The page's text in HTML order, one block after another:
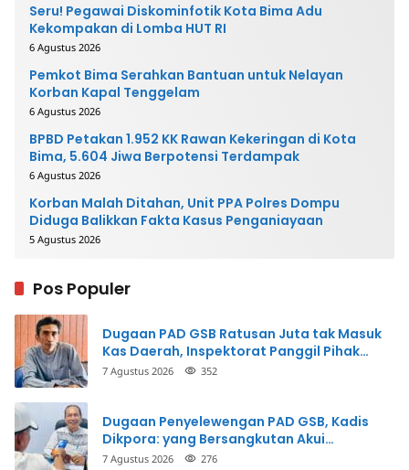
Seru! Pegawai Diskominfotik Kota Bima Adu
Kekompakan di Lomba HUT RI
6 Agustus 2026
Pemkot Bima Serahkan Bantuan untuk Nelayan
Korban Kapal Tenggelam
6 Agustus 2026
BPBD Petakan 1.952 KK Rawan Kekeringan di Kota
Bima, 5.604 Jiwa Berpotensi Terdampak
6 Agustus 2026
Korban Malah Ditahan, Unit PPA Polres Dompu
Diduga Balikkan Fakta Kasus Penganiayaan
5 Agustus 2026
Pos Populer
Dugaan PAD GSB Ratusan Juta tak Masuk
Kas Daerah, Inspektorat Panggil Pihak
Terkait
7 Agustus 2026 352
Dugaan Penyelewengan PAD GSB, Kadis
Dikpora: yang Bersangkutan Akui
Perbuatannya dan Siap Mengembalikan
7 Agustus 2026 276